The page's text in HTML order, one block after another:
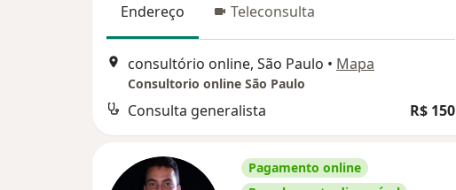
Endereço Teleconsulta
consultório online, São Paulo • Mapa
Consultorio online São Paulo
Consulta generalista R$ 150
Pagamento online